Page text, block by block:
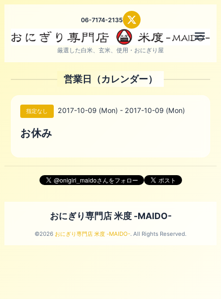
06-7174-2135
厳選した白米、玄米、使用・おにぎり屋
営業日（カレンダー）
指定なし 2017-10-09 (Mon) - 2017-10-09 (Mon)
お休み
おにぎり専門店 米度 -MAIDO-
©2026 おにぎり専門店 米度 -MAIDO-. All Rights Reserved.